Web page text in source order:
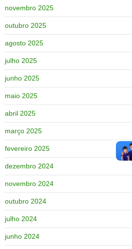
novembro 2025
outubro 2025
agosto 2025
julho 2025
junho 2025
maio 2025
abril 2025
março 2025
fevereiro 2025
dezembro 2024
novembro 2024
outubro 2024
julho 2024
junho 2024